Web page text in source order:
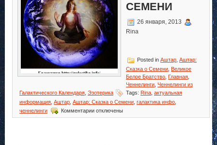
СЕМЕНИ
26 января, 2013
Rina
Posted in Аштар Аштар:
Сказка о Семени Великое
Белое Братство Главная
Ченнелинги Ченнелинги из
Галактического Календаря Эзотерика Tags: Rina актуальная
информация Аштар Аштар: Сказка о Семени галактика инфо
ченнелинги
Комментариик
записи
отключены